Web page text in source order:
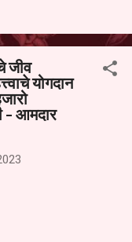
पूर्ण करण्यात
पद्धतीने शालेय समितीची
आहे. या निवेदनाच्या प्रती
शिक्षण अधिकारी,
काय निर्णय घेते, याकडे
जीव
योगदान
- आमदार